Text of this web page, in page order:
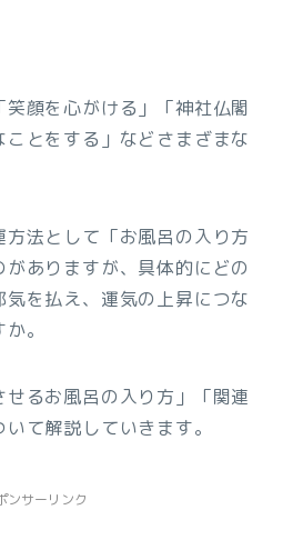
顔を心がける」「神社仏閣
とをする」などさまざまな
法として「お風呂の入り方
ありますが、具体的にどの
を払え、運気の上昇につな
。
るお風呂の入り方」「関連
て解説していきます。
ンサーリンク